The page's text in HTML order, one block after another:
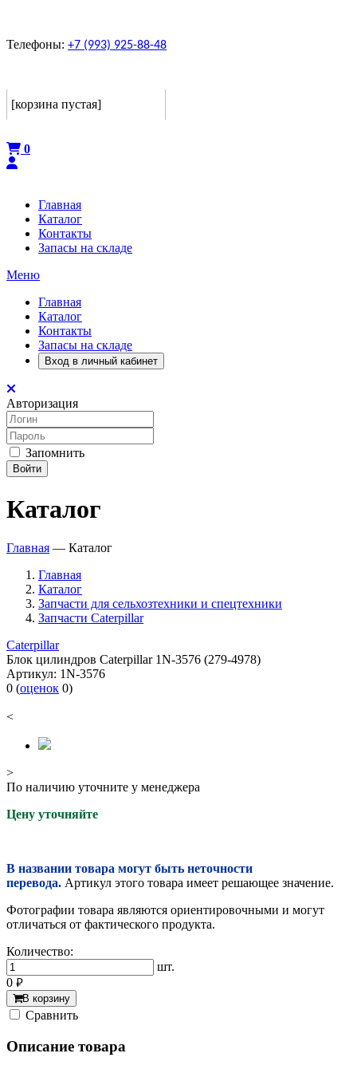
Телефоны: +7 (993) 925-88-48
[корзина пустая]
0
Главная
Каталог
Контакты
Запасы на складе
Меню
Главная
Каталог
Контакты
Запасы на складе
Вход в личный кабинет
Авторизация
Запомнить
Войти
Каталог
Главная — Каталог
Главная
Каталог
Запчасти для сельхозтехники и спецтехники
Запчасти Caterpillar
Caterpillar
Блок цилиндров Caterpillar 1N-3576 (279-4978)
Артикул: 1N-3576
0 (оценок 0)
<
>
По наличию уточните у менеджера
Цену уточняйте
В названии товара могут быть неточности
перевода. Артикул этого товара имеет решающее значение.
Фотографии товара являются ориентировочными и могут
отличаться от фактического продукта.
Количество:
шт.
0 руб.
В корзину
Cравнить
Описание товара